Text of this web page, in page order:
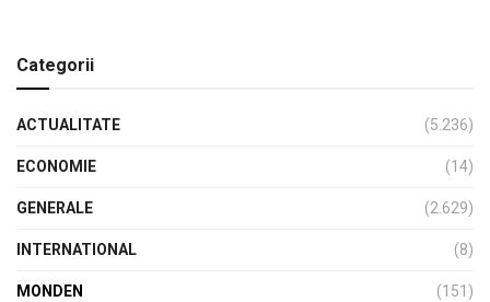
Categorii
ACTUALITATE (5.236)
ECONOMIE (14)
GENERALE (2.629)
INTERNATIONAL (8)
MONDEN (151)